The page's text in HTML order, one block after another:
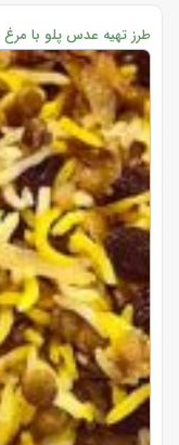
طرز تهیه عدس پلو با مرغ